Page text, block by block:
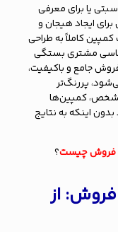
یا برای معرفی
ایجاد هیجان و
کمپین کاملاً به طراحی
مشتری بستگی
جامع و باکیفیت،
پررنگ‌تر
کمپین‌ها
اینکه به نتایج
فروش چیست؟
از